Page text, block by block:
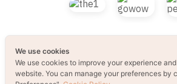
© 2021 B2S CLUB, All rights
We use cookies
We use cookies to improve your experience
website. You can manage your preferences by